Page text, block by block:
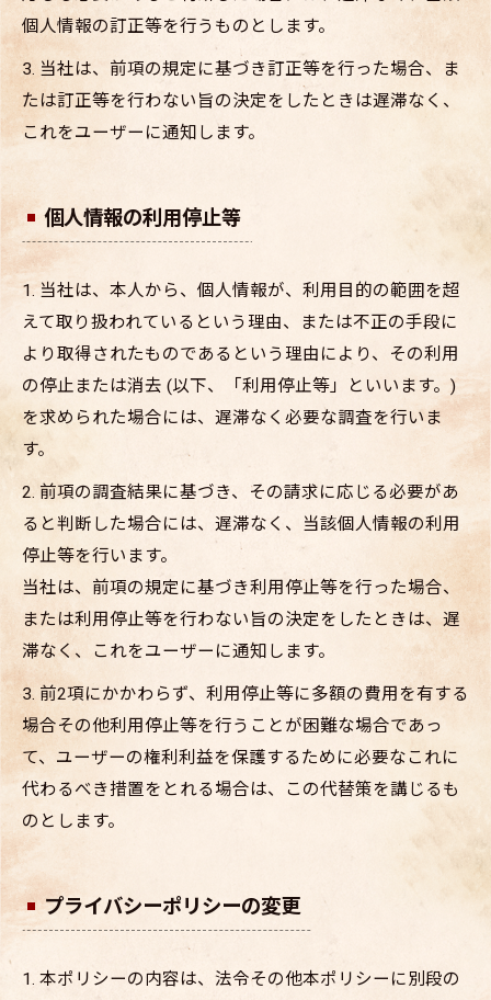
個人情報の訂正等を行うものとします。
3. 当社は、前項の規定に基づき訂正等を行った場合、ま
たは訂正等を行わない旨の決定をしたときは遅滞なく、
これをユーザーに通知します。
個人情報の利用停止等
1. 当社は、本人から、個人情報が、利用目的の範囲を超
えて取り扱われているという理由、または不正の手段に
より取得されたものであるという理由により、その利用
の停止または消去 (以下、「利用停止等」といいます。)
を求められた場合には、遅滞なく必要な調査を行いま
す。
2. 前項の調査結果に基づき、その請求に応じる必要があ
ると判断した場合には、遅滞なく、当該個人情報の利用
停止等を行います。
当社は、前項の規定に基づき利用停止等を行った場合、
または利用停止等を行わない旨の決定をしたときは、遅
滞なく、これをユーザーに通知します。
3. 前2項にかかわらず、利用停止等に多額の費用を有する
場合その他利用停止等を行うことが困難な場合であっ
て、ユーザーの権利利益を保護するために必要なこれに
代わるべき措置をとれる場合は、この代替策を講じるも
のとします。
プライバシーポリシーの変更
1. 本ポリシーの内容は、法令その他本ポリシーに別段の